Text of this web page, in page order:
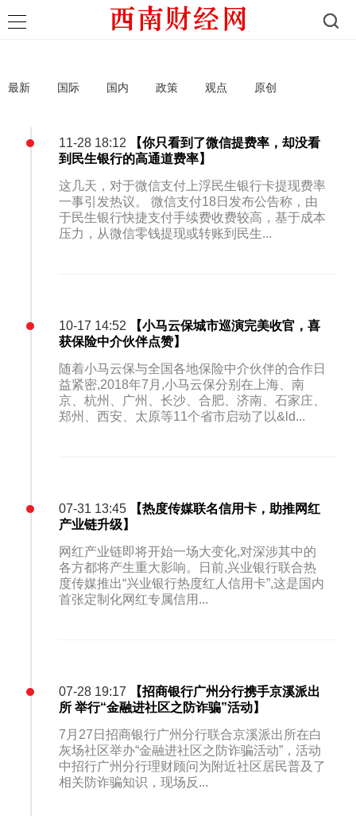
最新 国际 国内 政策 观点 原创
11-28 18:12
【你只看到了微信提费率，却没看
到民生银行的高通道费率】
这几天，对于微信支付上浮民生银行卡提现费率
一事引发热议。 微信支付18日发布公告称，由
于民生银行快捷支付手续费收费较高，基于成本
压力，从微信零钱提现或转账到民生...
10-17 14:52
【小马云保城市巡演完美收官，喜
获保险中介伙伴点赞】
随着小马云保与全国各地保险中介伙伴的合作日
益紧密,2018年7月,小马云保分别在上海、南
京、杭州、广州、长沙、合肥、济南、石家庄、
郑州、西安、太原等11个省市启动了以&ld...
07-31 13:45
【热度传媒联名信用卡，助推网红
产业链升级】
网红产业链即将开始一场大变化,对深涉其中的
各方都将产生重大影响。日前,兴业银行联合热
度传媒推出“兴业银行热度红人信用卡”,这是国内
首张定制化网红专属信用...
07-28 19:17
【招商银行广州分行携手京溪派出
所 举行“金融进社区之防诈骗”活动】
7月27日招商银行广州分行联合京溪派出所在白
灰场社区举办“金融进社区之防诈骗活动”，活动
中招行广州分行理财顾问为附近社区居民普及了
相关防诈骗知识，现场反...